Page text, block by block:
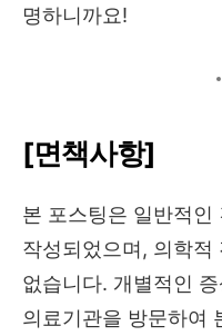
명하니까요!
[면책사항]
본 포스팅은 일반적인
작성되었으며, 의학적
없습니다. 개별적인
의료기관을 방문하여